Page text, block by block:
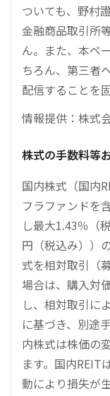
ついても、野村
金融商品取引所
ん。また、本ペ
ちろん、第三者
配信することを
情報提供：株式
株式の手数料等
国内株式（国内
フラファンドを
し最大1.43％（
円（税込み））
式を相対取引（
場合は、購入対
し、相対取引に
に基づき、別途
内株式は株価の
ます。国内REIT
動により損失が